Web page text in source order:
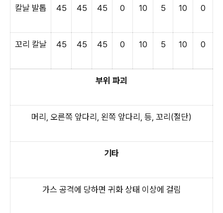
칼날 발톱 45 45 45 0 10 5 10 0
꼬리 칼날 45 45 45 0 10 5 10 0
부위 파괴
머리, 오른쪽 앞다리, 왼쪽 앞다리, 등, 꼬리(절단)
기타
가스 공격에 당하면 귀화 상태 이상에 걸림